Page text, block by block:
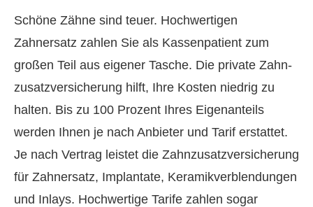
Schöne Zähne sind teuer. Hochwertigen
Zahnersatz zahlen Sie als Kassenpatient zum
großen Teil aus eigener Tasche. Die private Zahn­
zu­satz­ver­si­che­rung hilft, Ihre Kosten niedrig zu
halten. Bis zu 100 Prozent Ihres Eigenanteils
werden Ihnen je nach Anbieter und Tarif erstattet.
Je nach Vertrag leistet die Zahn­zu­satz­ver­si­che­rung
für Zahnersatz, Implantate, Keramikverblendungen
und Inlays. Hochwertige Tarife zahlen sogar